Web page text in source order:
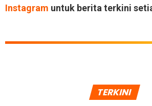
Instagram untuk berita terkini
TERKINI